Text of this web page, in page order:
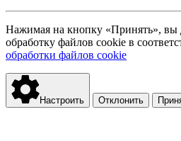
Нажимая на кнопку «Принять», вы
обработку файлов cookie в
обработки файлов cookie
Настроить Отклонить